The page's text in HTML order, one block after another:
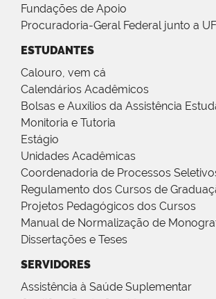
Fundações de Apoio
Procuradoria-Geral Federal junto a
ESTUDANTES
Calouro, vem cá
Calendários Acadêmicos
Bolsas e Auxílios da Assistência
Monitoria e Tutoria
Estágio
Unidades Acadêmicas
Coordenadoria de Processos
Regulamento dos Cursos de
Projetos Pedagógicos dos Cursos
Manual de Normalização de
Dissertações e Teses
SERVIDORES
Assistência à Saúde Suplementar